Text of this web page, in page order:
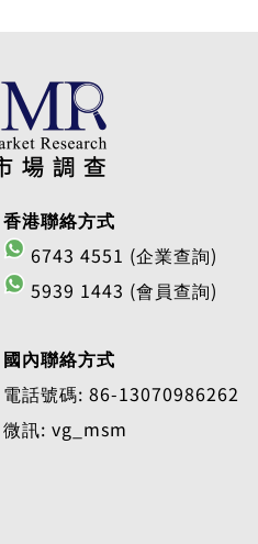
香港聯絡方式
6743 4551 (企業查詢)
5939 1443 (會員查詢)
國內聯絡方式
電話號碼: 86-13070986262
微訊: vg_msm